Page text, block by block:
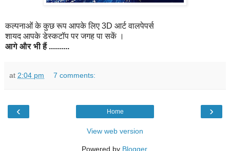
कल्पनाओं के कुछ रूप आपके लिए 3D आर्ट वालपेपर्स
शायद आपके डेस्कटॉप पर जगह पा सकें ।
आगे और भी हैं..........
at 2:04 pm 7 comments:
‹ ›
Home
View web version
Powered by Blogger.